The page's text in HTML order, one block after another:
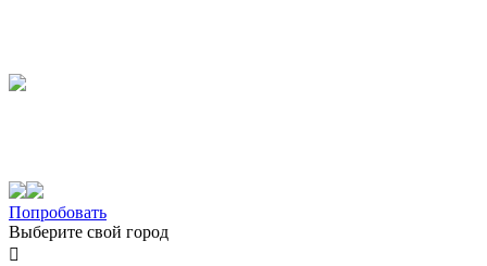
Попробовать
Выберите свой город
